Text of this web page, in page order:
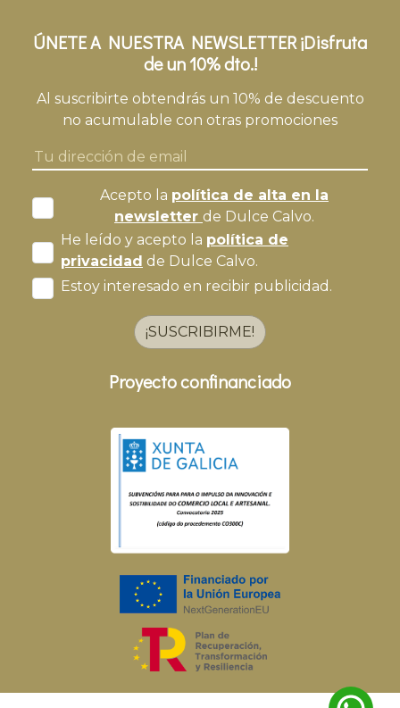
ÚNETE A NUESTRA NEWSLETTER ¡Disfruta
de un 10% dto.!
Al suscribirte obtendrás un 10% de descuento
no acumulable con otras promociones
Acepto la política de alta en la
newsletter de Dulce Calvo.
He leído y acepto la política de
privacidad de Dulce Calvo.
Estoy interesado en recibir publicidad.
¡SUSCRIBIRME!
Proyecto confinanciado